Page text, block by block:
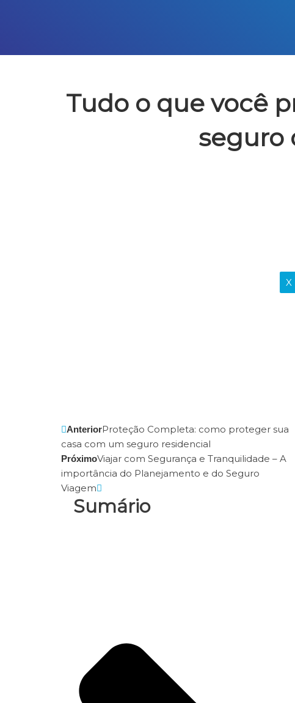
X
Tudo o que você
seguro
Anterior
AnteriorProteção Completa: como proteger sua
casa com um seguro residencial
PróximoViajar com Segurança e Tranquilidade – A
importância do Planejamento e do Seguro
Viagem
Próximo
Sumário